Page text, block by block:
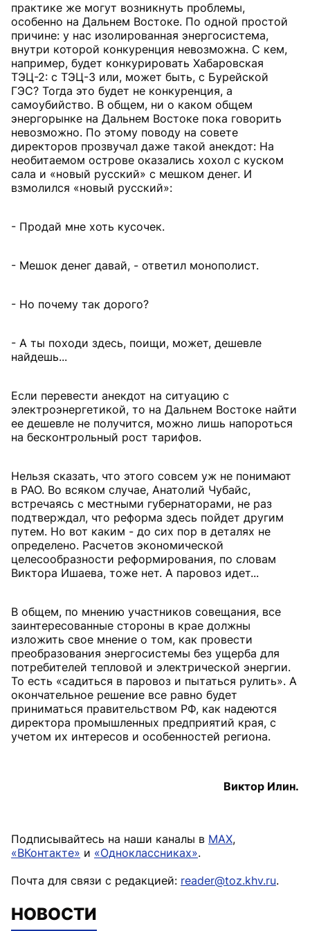
практике же могут возникнуть проблемы,
особенно на Дальнем Востоке. По одной простой
причине: у нас изолированная энергосистема,
внутри которой конкуренция невозможна. С кем,
например, будет конкурировать Хабаровская
ТЭЦ-2: с ТЭЦ-3 или, может быть, с Бурейской
ГЭС? Тогда это будет не конкуренция, а
самоубийство. В общем, ни о каком общем
энергорынке на Дальнем Востоке пока говорить
невозможно. По этому поводу на совете
директоров прозвучал даже такой анекдот: На
необитаемом острове оказались хохол с куском
сала и «новый русский» с мешком денег. И
взмолился «новый русский»:
- Продай мне хоть кусочек.
- Мешок денег давай, - ответил монополист.
- Но почему так дорого?
- А ты походи здесь, поищи, может, дешевле
найдешь...
Если перевести анекдот на ситуацию с
электроэнергетикой, то на Дальнем Востоке найти
ее дешевле не получится, можно лишь напороться
на бесконтрольный рост тарифов.
Нельзя сказать, что этого совсем уж не понимают
в РАО. Во всяком случае, Анатолий Чубайс,
встречаясь с местными губернаторами, не раз
подтверждал, что реформа здесь пойдет другим
путем. Но вот каким - до сих пор в деталях не
определено. Расчетов экономической
целесообразности реформирования, по словам
Виктора Ишаева, тоже нет. А паровоз идет...
В общем, по мнению участников совещания, все
заинтересованные стороны в крае должны
изложить свое мнение о том, как провести
преобразования энергосистемы без ущерба для
потребителей тепловой и электрической энергии.
То есть «садиться в паровоз и пытаться рулить». А
окончательное решение все равно будет
приниматься правительством РФ, как надеются
директора промышленных предприятий края, с
учетом их интересов и особенностей региона.
Виктор Илин.
Подписывайтесь на наши каналы в MAX,
«ВКонтакте» и «Одноклассниках».
Почта для связи с редакцией: reader@toz.khv.ru.
НОВОСТИ